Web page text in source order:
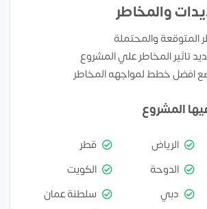
والمخاطر
المتوقعة والمحتملة
تاثير المخاطر علي المشروع
افضل خطط لمواجهه المخاطر
المشروع
الرياض
قطر
الدوحة
الكويت
دبي
سلطنة عمان